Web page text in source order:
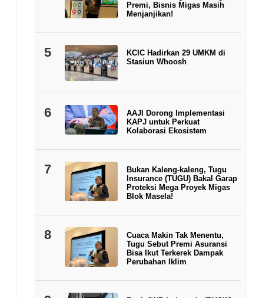
Premi, Bisnis Migas Masih
Menjanjikan!
5
KCIC Hadirkan 29 UMKM di
Stasiun Whoosh
6
AAJI Dorong Implementasi
KAPJ untuk Perkuat
Kolaborasi Ekosistem
7
Bukan Kaleng-kaleng, Tugu
Insurance (TUGU) Bakal Garap
Proteksi Mega Proyek Migas
Blok Masela!
8
Cuaca Makin Tak Menentu,
Tugu Sebut Premi Asuransi
Bisa Ikut Terkerek Dampak
Perubahan Iklim